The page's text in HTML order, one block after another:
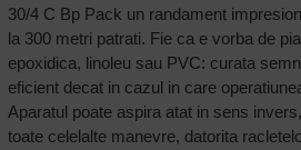
30/4 C Bp Pack un randament
la 300 metri patrati. Fie ca e vorba de
epoxidica, linoleu sau PVC: curata
eficient decat in cazul in care
Aparatul poate aspira atat in sens
toate celelalte manevre, datorita